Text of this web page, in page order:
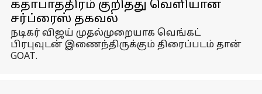
கதாபாத்திரம் குறித்து வெளியான
சர்ப்ரைஸ் தகவல்
நடிகர் விஜய் முதல்முறையாக வெங்கட்
பிரபுவுடன் இணைந்திருக்கும் திரைப்படம் தான்
GOAT.